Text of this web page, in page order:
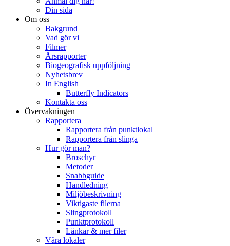
Din sida
Om oss
Bakgrund
Vad gör vi
Filmer
Årsrapporter
Biogeografisk uppföljning
Nyhetsbrev
In English
Butterfly Indicators
Kontakta oss
Övervakningen
Rapportera
Rapportera från punktlokal
Rapportera från slinga
Hur gör man?
Broschyr
Metoder
Snabbguide
Handledning
Miljöbeskrivning
Viktigaste filerna
Slingprotokoll
Punktprotokoll
Länkar & mer filer
Våra lokaler